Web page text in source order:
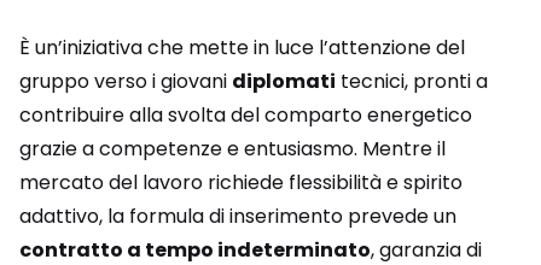
È un’iniziativa che mette in luce l’attenzione del
gruppo verso i giovani diplomati tecnici, pronti a
contribuire alla svolta del comparto energetico
grazie a competenze e entusiasmo. Mentre il
mercato del lavoro richiede flessibilità e spirito
adattivo, la formula di inserimento prevede un
contratto a tempo indeterminato, garanzia di